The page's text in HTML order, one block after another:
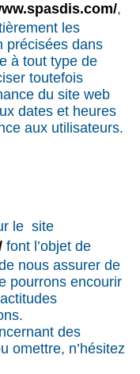
,
les
précisées dans
à tout type de
toutefois
du site web
dates et heures
aux utilisateurs.
le site
font l’objet de
nous assurer de
pourrons encourir
des
omettre, n’hésitez